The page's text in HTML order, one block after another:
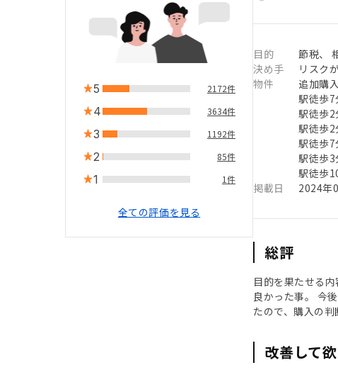
5 2172件
4 3634件
3 1192件
2 85件
1 1件
全ての評価を見る
目的
節税、
決め手
リスク
物件
追加購
駅徒歩
駅徒歩
駅徒歩
駅徒歩
駅徒歩
駅徒歩
掲載日
2024年
総評
目的を果たせる
良かった事。 今
たので、購入の判
改善して